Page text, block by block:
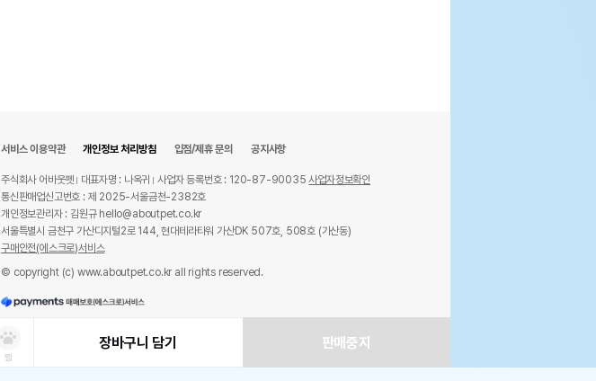
찜
장바구니 담기 판매중지
서비스 이용약관 개인정보 처리방침 입점/제휴 문의 공지사항
주식회사 어바웃펫 대표자명 : 나옥귀 사업자 등록번호 : 120-87-90035사업자정보확인
통신판매업신고번호 : 제 2025-서울금천-2382호
개인정보관리자 : 김원규 hello@aboutpet.co.kr
서울특별시 금천구 가산디지털2로 144, 현대테라타워 가산DK 507호, 508호 (가산동)
구매안전(에스크로)서비스
© copyright (c) www.aboutpet.co.kr all rights reserved.